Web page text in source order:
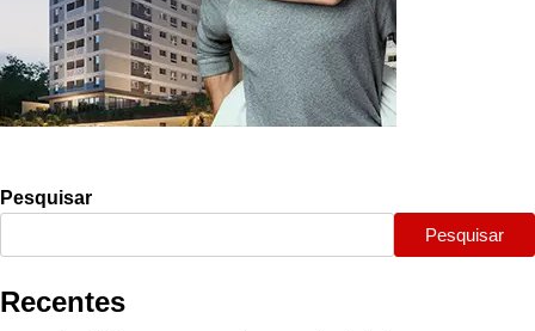
Pesquisar
Pesquisar
Recentes